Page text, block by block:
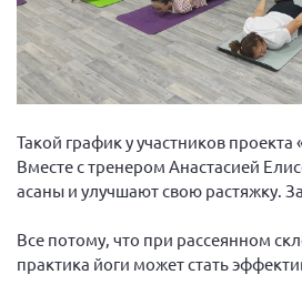
Первый вице-президент
Генеральный директор
Вице-президент Зрячева Н.В.
Вице-президент
Информационная служба
Отдел международных
Вице-президент Черненко Д.Е.
Вице-президент Валюх М.В.
Такой график у участников
Вместе с тренером Анастасией
асаны и улучшают свою растяжку.
Все потому, что при рассеянном
практика йоги может стать